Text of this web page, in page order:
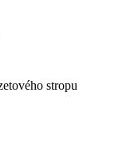
stropu